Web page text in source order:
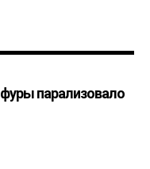
парализовало